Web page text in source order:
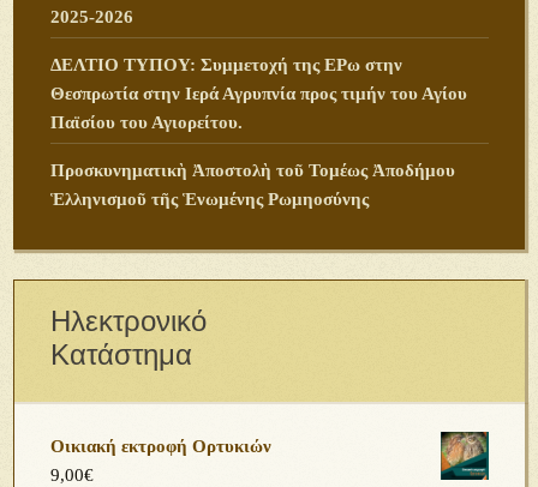
2025-2026
ΔΕΛΤΙΟ ΤΥΠΟΥ: Συμμετοχή της ΕΡω στην
Θεσπρωτία στην Ιερά Αγρυπνία προς τιμήν του Αγίου
Παϊσίου του Αγιορείτου.
Προσκυνηματικὴ Ἀποστολὴ τοῦ Τομέως Ἀποδήμου
Ἑλληνισμοῦ τῆς Ἑνωμένης Ρωμηοσύνης
Ηλεκτρονικό
Κατάστημα
Οικιακή εκτροφή Ορτυκιών
9,00€